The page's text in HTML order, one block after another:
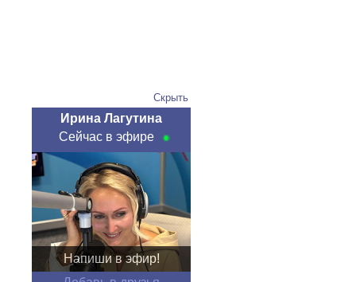
Скрыть
Ирина Лагутина
Сейчас в эфире
Напиши в эфир!